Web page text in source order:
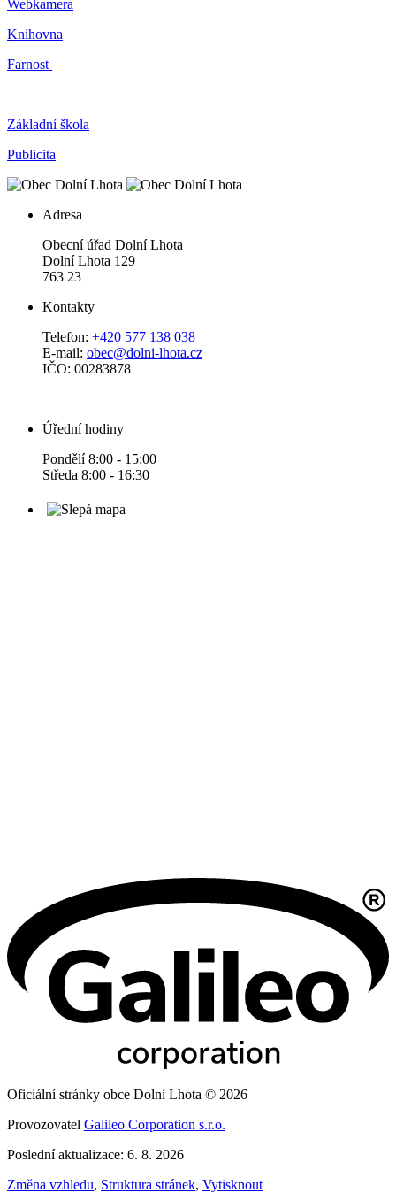
Webkamera
Knihovna
Farnost
Základní škola
Publicita
Adresa
Obecní úřad Dolní Lhota
Dolní Lhota 129
763 23
Kontakty
Telefon: +420 577 138 038
E-mail: obec@dolni-lhota.cz
IČO: 00283878
Úřední hodiny
Pondělí 8:00 - 15:00
Středa 8:00 - 16:30
Oficiální stránky obce Dolní Lhota © 2026
Provozovatel Galileo Corporation s.r.o.
Poslední aktualizace: 6. 8. 2026
Změna vzhledu, Struktura stránek, Vytisknout